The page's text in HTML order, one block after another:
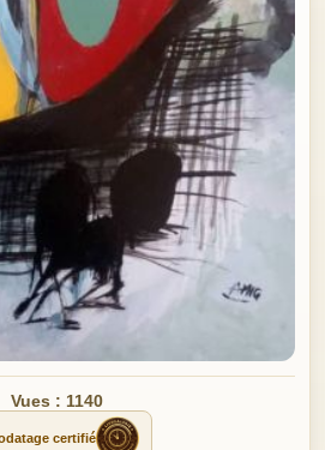
Vues : 1140
certifié